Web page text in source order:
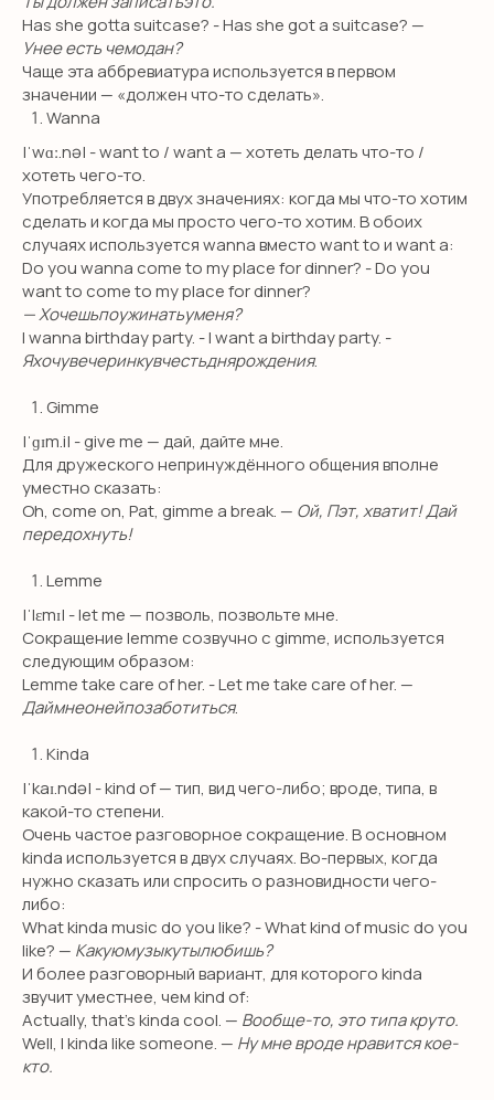
Has she gotta suitcase? - Has she got a suitcase? —
Унее есть чемодан?
Чаще эта аббревиатура используется в первом
значении — «должен что-то сделать».
Wanna
|ˈwɑː.nə| - want to / want a — хотеть делать что-то /
хотеть чего-то.
Употребляется в двух значениях: когда мы что-то хотим
сделать и когда мы просто чего-то хотим. В обоих
случаях используется wanna вместо want to и want a:
Do you wanna come to my place for dinner? - Do you
want to come to my place for dinner?
— Хочешьпоужинатьуменя?
I wanna birthday party. - I want a birthday party. -
Яхочувечеринкувчестьднярождения.
Gimme
|ˈɡɪm.i| - give me — дай, дайте мне.
Для дружеского непринуждённого общения вполне
уместно сказать:
Oh, come on, Pat, gimme a break. — Ой, Пэт, хватит! Дай
передохнуть!
Lemme
|ˈlɛmɪ| - let me — позволь, позвольте мне.
Сокращение lemme созвучно с gimme, используется
следующим образом:
Lemme take care of her. - Let me take care of her. —
Даймнеонейпозаботиться.
Kinda
|ˈkaɪ.ndə| - kind of — тип, вид чего-либо; вроде, типа, в
какой-то степени.
Очень частое разговорное сокращение. В основном
kinda используется в двух случаях. Во-первых, когда
нужно сказать или спросить о разновидности чего-
либо:
What kinda music do you like? - What kind of music do you
like? — Какуюмузыкутылюбишь?
И более разговорный вариант, для которого kinda
звучит уместнее, чем kind of:
Actually, that’s kinda cool. — Вообще-то, это типа круто.
Well, I kinda like someone. — Ну мне вроде нравится кое-
кто.
НЕТ ВРЕМЕНИ
РАЗБИРАТЬСЯ?
Оставьте заявку и мы свяжемся с
вами в течение 10 минут